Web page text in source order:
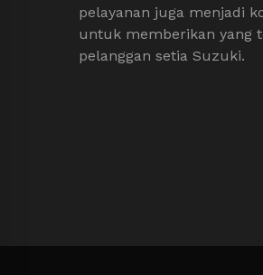
pelayanan juga menjadi
untuk memberikan yang
pelanggan setia Suzuki.